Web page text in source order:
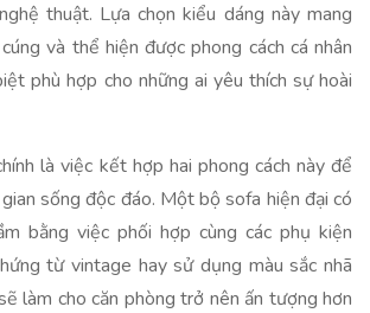
thuật. Lựa chọn kiểu dáng này mang
và thể hiện được phong cách cá nhân
phù hợp cho những ai yêu thích sự hoài
là việc kết hợp hai phong cách này để
sống độc đáo. Một bộ sofa hiện đại có
bằng việc phối hợp cùng các phụ kiện
từ vintage hay sử dụng màu sắc nhã
làm cho căn phòng trở nên ấn tượng hơn